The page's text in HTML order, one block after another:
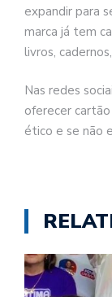
expandir para
marca já tem
livros,
Nas redes
oferecer
ético e se não